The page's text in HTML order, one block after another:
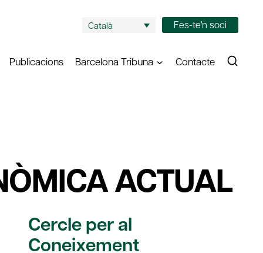
Català Fes-te'n soci
Publicacions Barcelona Tribuna Contacte
ACTUAL
Cercle per al
Coneixement